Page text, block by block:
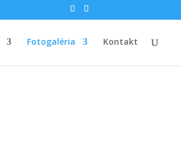
Fotogaléria Kontakt